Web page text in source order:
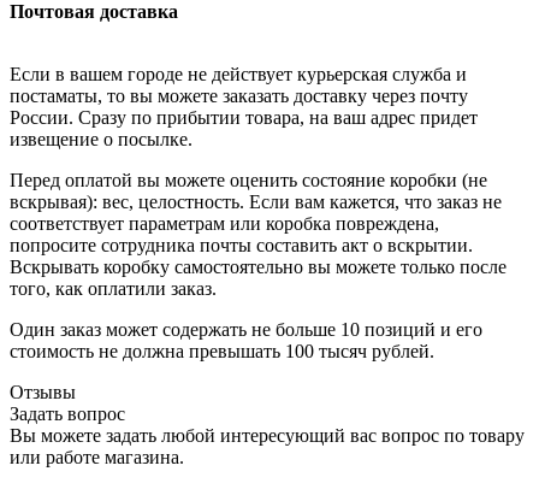
Почтовая доставка
Если в вашем городе не действует курьерская служба и
постаматы, то вы можете заказать доставку через почту
России. Сразу по прибытии товара, на ваш адрес придет
извещение о посылке.
Перед оплатой вы можете оценить состояние коробки (не
вскрывая): вес, целостность. Если вам кажется, что заказ не
соответствует параметрам или коробка повреждена,
попросите сотрудника почты составить акт о вскрытии.
Вскрывать коробку самостоятельно вы можете только после
того, как оплатили заказ.
Один заказ может содержать не больше 10 позиций и его
стоимость не должна превышать 100 тысяч рублей.
Отзывы
Задать вопрос
Вы можете задать любой интересующий вас вопрос по товару
или работе магазина.